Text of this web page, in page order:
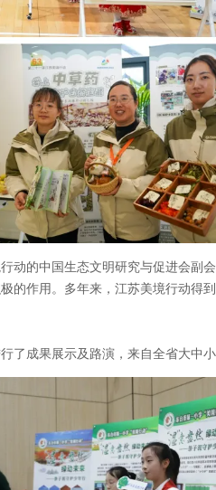
的中国生态文明研究与促进会副会
的作用。多年来，江苏美境行动得
成果展示及路演，来自全省大中小